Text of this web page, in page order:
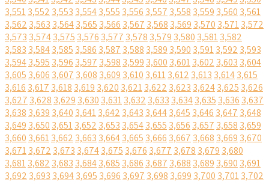
3,5513,552 3,553 3,5543,555 3,556 3,557 3,558 3,559 3,560 3,561
3,562 3,563 3,5643,565 3,566 3,567 3,568 3,569 3,570 3,5713,572
3,573 3,5743,575 3,576 3,577 3,578 3,579 3,580 3,5813,582
3,583 3,5843,585 3,586 3,587 3,588 3,589 3,590 3,5913,592 3,593
3,5943,595 3,596 3,597 3,598 3,599 3,600 3,6013,602 3,603 3,604
3,605 3,606 3,607 3,608 3,609 3,610 3,6113,612 3,613 3,6143,615
3,616 3,617 3,618 3,619 3,620 3,6213,622 3,623 3,6243,625 3,626
3,627 3,628 3,629 3,630 3,6313,632 3,633 3,6343,635 3,636 3,637
3,638 3,639 3,640 3,6413,642 3,643 3,6443,645 3,646 3,647 3,648
3,649 3,650 3,6513,652 3,653 3,6543,655 3,656 3,657 3,658 3,659
3,660 3,6613,662 3,663 3,6643,665 3,666 3,667 3,668 3,669 3,670
3,6713,672 3,673 3,6743,675 3,676 3,677 3,678 3,679 3,680
3,6813,682 3,683 3,6843,685 3,686 3,687 3,688 3,689 3,690 3,691
3,692 3,693 3,6943,695 3,696 3,697 3,698 3,699 3,700 3,7013,702